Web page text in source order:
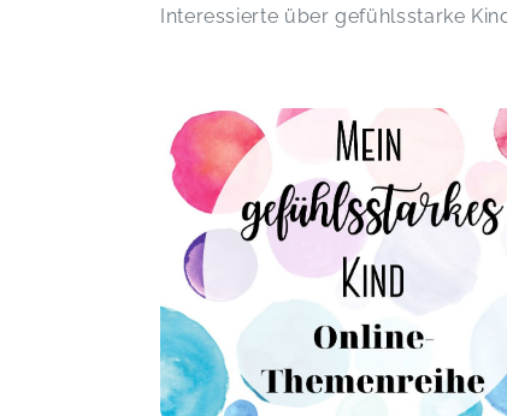
Interessierte über gefühlsstarke